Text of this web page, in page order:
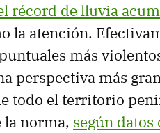
récord de lluvia
la atención.
más
perspectiva más
todo el territorio
la norma, según datos